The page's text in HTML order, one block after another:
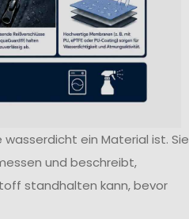
ein Material ist. Sie
und beschreibt,
standhalten kann, bevor